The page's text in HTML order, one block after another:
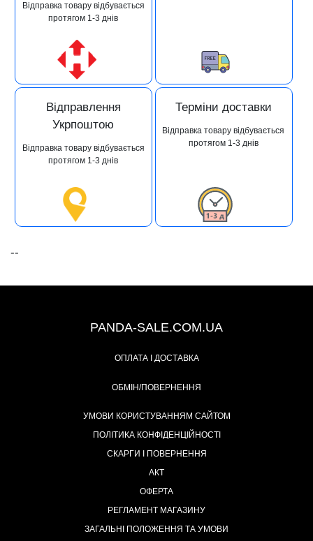
Відправка товару відбувається
протягом 1-3 днів
Відправлення
Укрпоштою
Відправка товару відбувається
протягом 1-3 днів
Терміни доставки
Відправка товару відбувається
протягом 1-3 днів
--
PANDA-SALE.COM.UA
ОПЛАТА І ДОСТАВКА
ОБМІН/ПОВЕРНЕННЯ
УМОВИ КОРИСТУВАННЯМ САЙТОМ
ПОЛІТИКА КОНФІДЕНЦІЙНОСТІ
СКАРГИ І ПОВЕРНЕННЯ
АКТ
ОФЕРТА
РЕГЛАМЕНТ МАГАЗИНУ
ЗАГАЛЬНІ ПОЛОЖЕННЯ ТА УМОВИ